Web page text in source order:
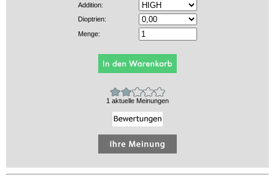
Addition:
Dioptrien:
Menge:
1 aktuelle Meinungen